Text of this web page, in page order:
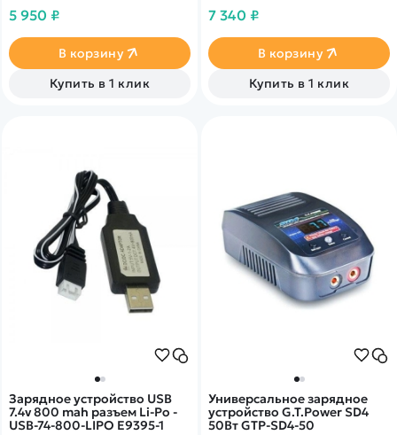
4S банок с максимальным
батарей типа NiMh/NiCd и
Pb. Включает функции
заряда, разряда,
циклирование и
5 950 ₽
В корзину
Купить в 1 клик
аккумуляторов с
и&nbsp;&nbsp;с
максимальной мощностью
80W от сети 220В
7 340 ₽
В корзину
Купить в 1 клик
Зарядное устройство USB
7.4v 800 mah разъем Li-Po -
USB-74-800-LIPO E9395-1
Универсальное зарядное
устройство G.T.Power SD4
50Вт GTP-SD4-50